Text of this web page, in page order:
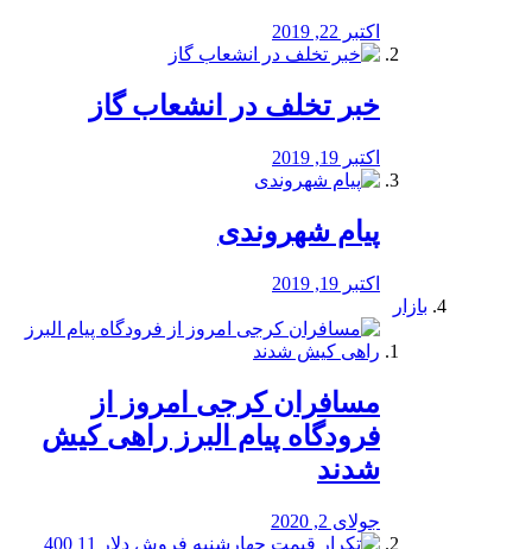
اکتبر 22, 2019
خبر تخلف در انشعاب گاز
اکتبر 19, 2019
پیام شهروندی
اکتبر 19, 2019
بازار
مسافران کرجی امروز از
فرودگاه پیام البرز راهی کیش
شدند
جولای 2, 2020